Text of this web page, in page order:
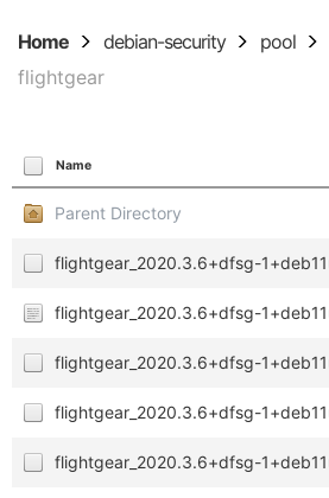
Home debian-security pool
flightgear
Name
Parent Directory
flightgear_2020.3.6+dfsg-
flightgear_2020.3.6+dfsg-
flightgear_2020.3.6+dfsg-
flightgear_2020.3.6+dfsg-
flightgear_2020.3.6+dfsg-